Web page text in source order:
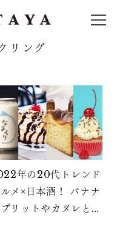
リング
年の20代トレンド
メ×日本酒！ バナナ
リットやカヌレとの